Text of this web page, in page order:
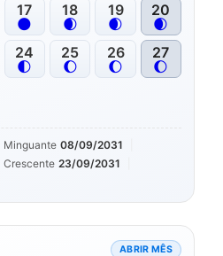
17
🌑
18
🌒
19
🌒
20
🌒
24
🌓
25
🌔
26
🌔
27
🌔
Minguante 08/09/2031
Crescente 23/09/2031
ABRIR MÊS